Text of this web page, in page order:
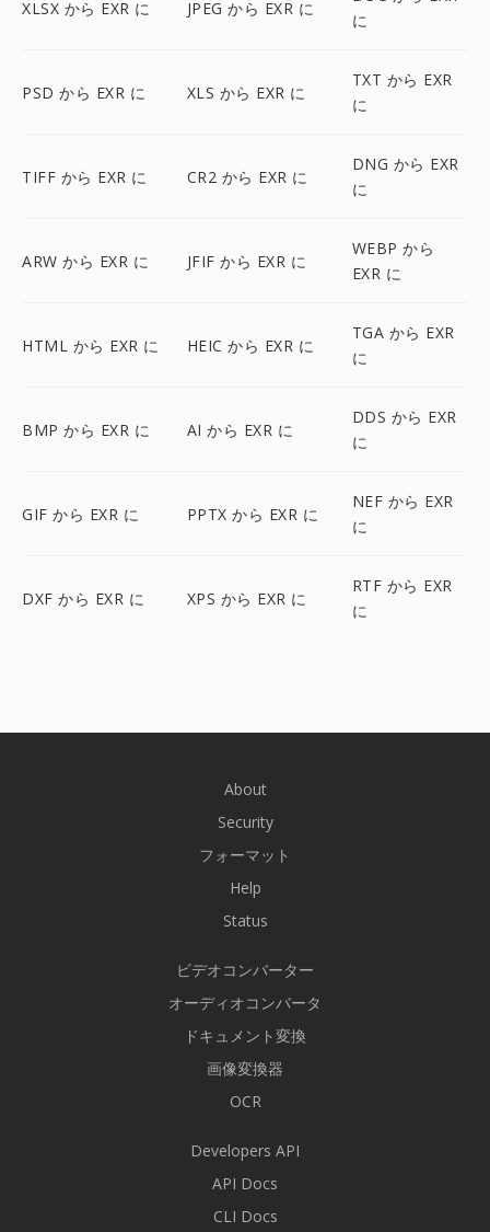
XLSX から EXR に JPEG から EXR に
に
PSD から EXR に XLS から EXR に
TXT から EXR
に
TIFF から EXR に CR2 から EXR に
DNG から EXR
に
ARW から EXR に JFIF から EXR に
WEBP から
EXR に
HTML から EXR に HEIC から EXR に
TGA から EXR
に
BMP から EXR に AI から EXR に
DDS から EXR
に
GIF から EXR に PPTX から EXR に
NEF から EXR
に
DXF から EXR に XPS から EXR に
RTF から EXR
に
About
Security
フォーマット
Help
Status
ビデオコンバーター
オーディオコンバータ
ドキュメント変換
画像変換器
OCR
Developers API
API Docs
CLI Docs